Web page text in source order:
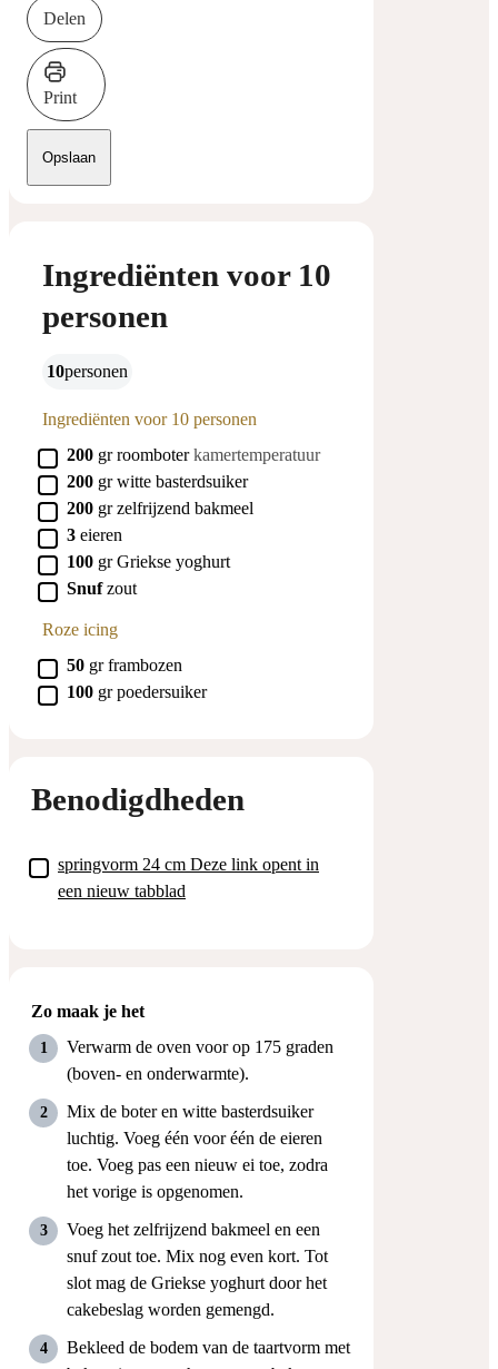
Delen
Print
Opslaan
Ingrediënten voor 10
personen
10 personen
Ingrediënten voor 10 personen
▢
200 gr roomboter kamertemperatuur
▢
200 gr witte basterdsuiker
▢
200 gr zelfrijzend bakmeel
▢
3 eieren
▢
100 gr Griekse yoghurt
▢
Snuf zout
Roze icing
▢
50 gr frambozen
▢
100 gr poedersuiker
Benodigdheden
▢
springvorm 24 cm Deze link opent in
een nieuw tabblad
Zo maak je het
Verwarm de oven voor op 175 graden
(boven- en onderwarmte).
Mix de boter en witte basterdsuiker
luchtig. Voeg één voor één de eieren
toe. Voeg pas een nieuw ei toe, zodra
het vorige is opgenomen.
Voeg het zelfrijzend bakmeel en een
snuf zout toe. Mix nog even kort. Tot
slot mag de Griekse yoghurt door het
cakebeslag worden gemengd.
Bekleed de bodem van de taartvorm met